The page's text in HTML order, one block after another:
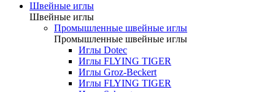
Швейные иглы
Швейные иглы
Промышленные швейные иглы
Промышленные швейные иглы
Иглы Dotec
Иглы FLYING TIGER
Иглы Groz-Beckert
Иглы FLYING TIGER